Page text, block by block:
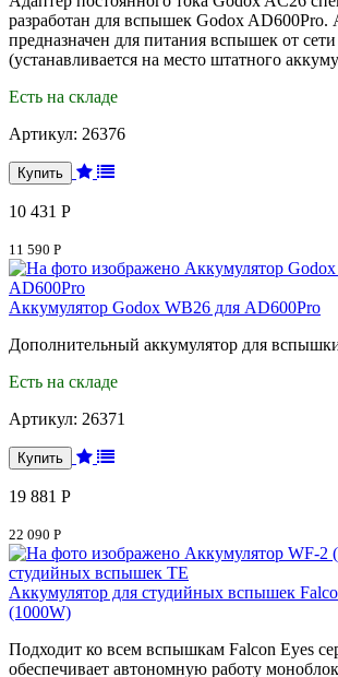
разработан для вспышек Godox AD600Pro.
предназначен для питания вспышек от
(устанавливается на место штатного
Есть на складе
Артикул: 26376
10 431 Р
11 590 Р
Аккумулятор Godox WB26 для AD600Pro
Дополнительный аккумулятор для
Есть на складе
Артикул: 26371
19 881 Р
22 090 Р
Аккумулятор для студийных вспышек
(1000W)
Подходит ко всем вспышкам Falcon Eyes
обеспечивает автономную работу